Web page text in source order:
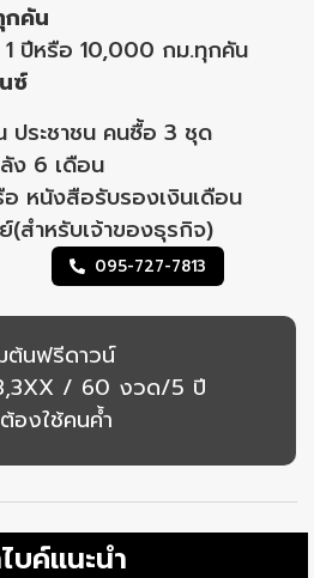
กคัน
1 ปีหรือ 10,000 กม.ทุกคัน
ซ์
ประชาชน คนซื้อ 3 ชุด
ง 6 เดือน
หนังสือรับรองเงินเดือน
(สำหรับเจ้าของธุรกิจ)
095-727-7813
ต้นฟรีดาวน์
/ 60 งวด/5 ปี
องใช้คนค้ำ
บค์แนะนำ